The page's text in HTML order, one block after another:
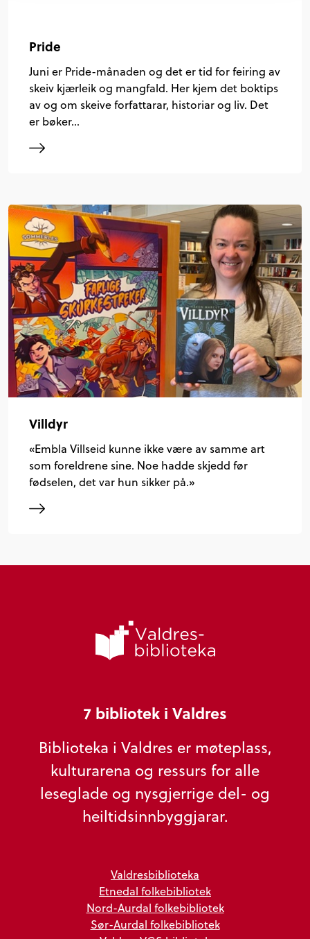
Pride
Juni er Pride-månaden og det er tid for feiring av
skeiv kjærleik og mangfald. Her kjem det boktips
av og om skeive forfattarar, historiar og liv. Det
er bøker…
Villdyr
«Embla Villseid kunne ikke være av samme art
som foreldrene sine. Noe hadde skjedd før
fødselen, det var hun sikker på.»
7 bibliotek i Valdres
Biblioteka i Valdres er møteplass,
kulturarena og ressurs for alle
leseglade og nysgjerrige del- og
heiltidsinnbyggjarar.
Valdresbiblioteka
Etnedal folkebibliotek
Nord-Aurdal folkebibliotek
Sør-Aurdal folkebibliotek